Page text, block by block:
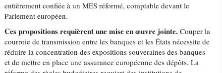
entièrement confiée à un MES réformé, comptable devant le
Parlement européen.
Ces propositions requièrent une mise en œuvre jointe.Couper la
courroie de transmission entre les banques et les États nécessite de
réduire la concentration des expositions souveraines des banques
et de mettre en place une assurance européenne des dépôts. La